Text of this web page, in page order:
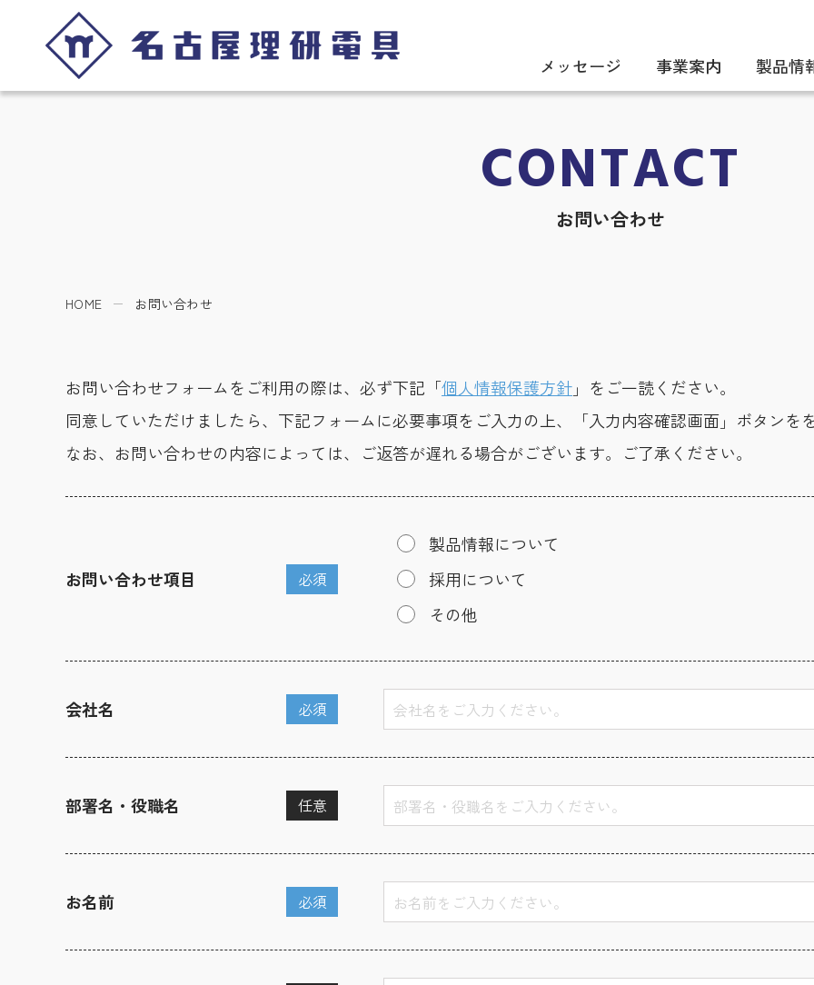
メッセージ 事業案内 製品情
CONTACT
お問い合わせ
HOME お問い合わせ
お問い合わせフォームをご利用の際は、必ず下記「個人情報保護方針」をご一読ください。
同意していただけましたら、下記フォームに必要事項をご入力の上、「入力内容確認画面」ボタンを
なお、お問い合わせの内容によっては、ご返答が遅れる場合がございます。ご了承ください。
お問い合わせ項目 必須
製品情報について
採用について
その他
会社名 必須
部署名・役職名 任意
お名前 必須